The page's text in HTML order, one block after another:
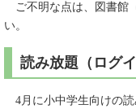
ご不明な点は、図書館
い。
読み放題（ログ
4月に小中学生向けの読